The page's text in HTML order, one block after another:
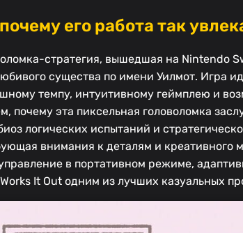
его работа так
стратегия, вышедшая на Nintendo
существа по имени Уилмот. Игра
темпу, интуитивному геймплею и
почему эта пиксельная головоломка
логических испытаний и
внимания к деталям и креативного
в портативном режиме,
It Out одним из лучших казуальных